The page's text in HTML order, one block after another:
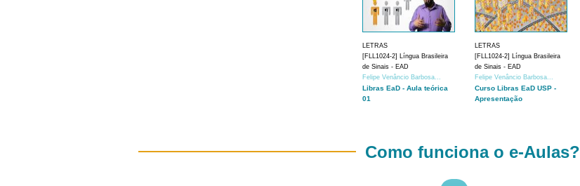
LETRAS
[FLL1024-2] Língua Brasileira
de Sinais - EAD
Felipe Venâncio Barbosa...
Libras EaD - Aula teórica
01
LETRAS
[FLL1024-2] Língua Brasileira
de Sinais - EAD
Felipe Venâncio Barbosa...
Curso Libras EaD USP -
Apresentação
Como funciona o e-Aulas?